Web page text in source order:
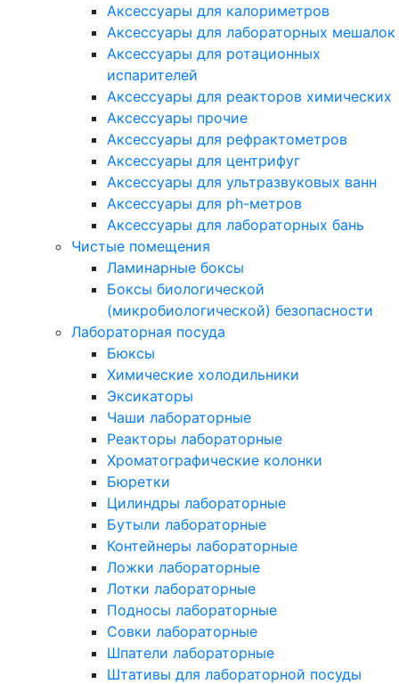
Аксессуары для калориметров
Аксессуары для лабораторных мешалок
Аксессуары для ротационных
испарителей
Аксессуары для реакторов химических
Аксессуары прочие
Аксессуары для рефрактометров
Аксессуары для центрифуг
Аксессуары для ультразвуковых ванн
Аксессуары для ph-метров
Аксессуары для лабораторных бань
Чистые помещения
Ламинарные боксы
Боксы биологической
(микробиологической) безопасности
Лабораторная посуда
Бюксы
Химические холодильники
Эксикаторы
Чаши лабораторные
Реакторы лабораторные
Хроматографические колонки
Бюретки
Цилиндры лабораторные
Бутыли лабораторные
Контейнеры лабораторные
Ложки лабораторные
Лотки лабораторные
Подносы лабораторные
Совки лабораторные
Шпатели лабораторные
Штативы для лабораторной посуды